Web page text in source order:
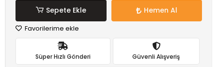
Sepete Ekle Hemen Al
Favorilerime ekle
Süper Hızlı Gönderi Güvenli Alışveriş